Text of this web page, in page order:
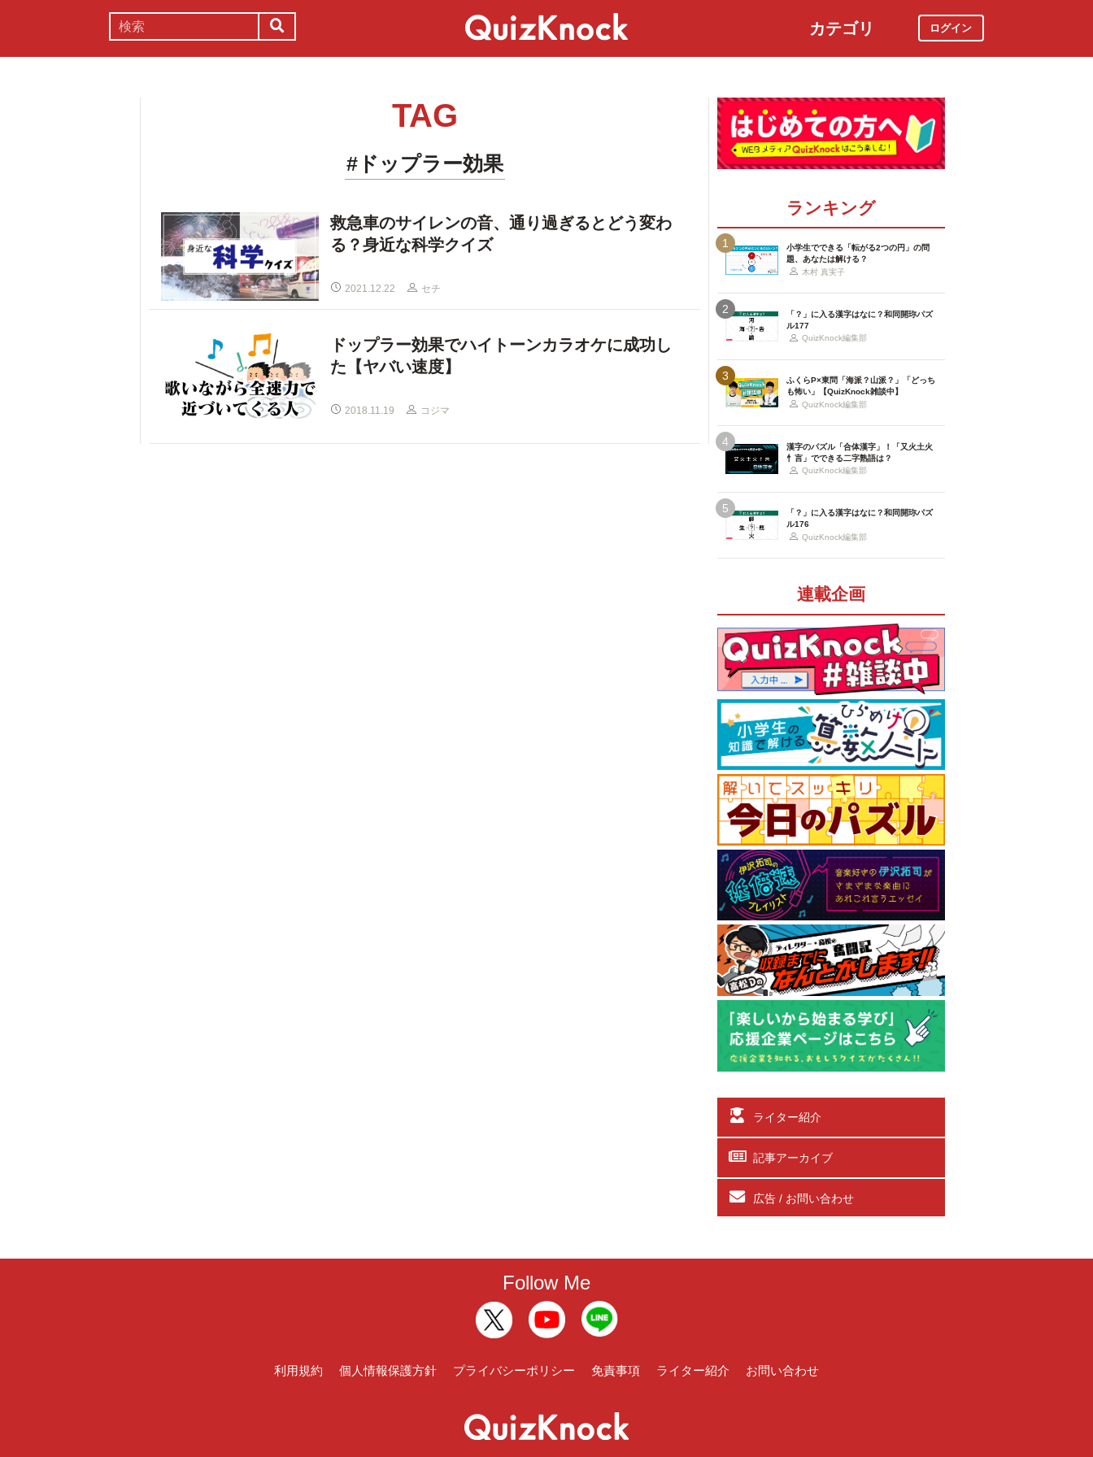
カテゴリ ログイン
TAG
#ドップラー効果
救急車のサイレンの音、通り過ぎるとどう変わ
る？身近な科学クイズ
2021.12.22 セチ
ドップラー効果でハイトーンカラオケに成功し
た【ヤバい速度】
2018.11.19 コジマ
ランキング
1
小学生でできる「転がる2つの円」の問
題、あなたは解ける？
木村 真実子
2
「？」に入る漢字はなに？和同開珎パズ
ル177
QuizKnock編集部
3
ふくらP×東問「海派？山派？」「どっち
も怖い」【QuizKnock雑談中】
QuizKnock編集部
4
漢字のパズル「合体漢字」！「又火土火
忄言」でできる二字熟語は？
QuizKnock編集部
5
「？」に入る漢字はなに？和同開珎パズ
ル176
QuizKnock編集部
連載企画
ライター紹介
記事アーカイブ
広告 / お問い合わせ
Follow Me
利用規約 個人情報保護方針 プライバシーポリシー 免責事項 ライター紹介 お問い合わせ